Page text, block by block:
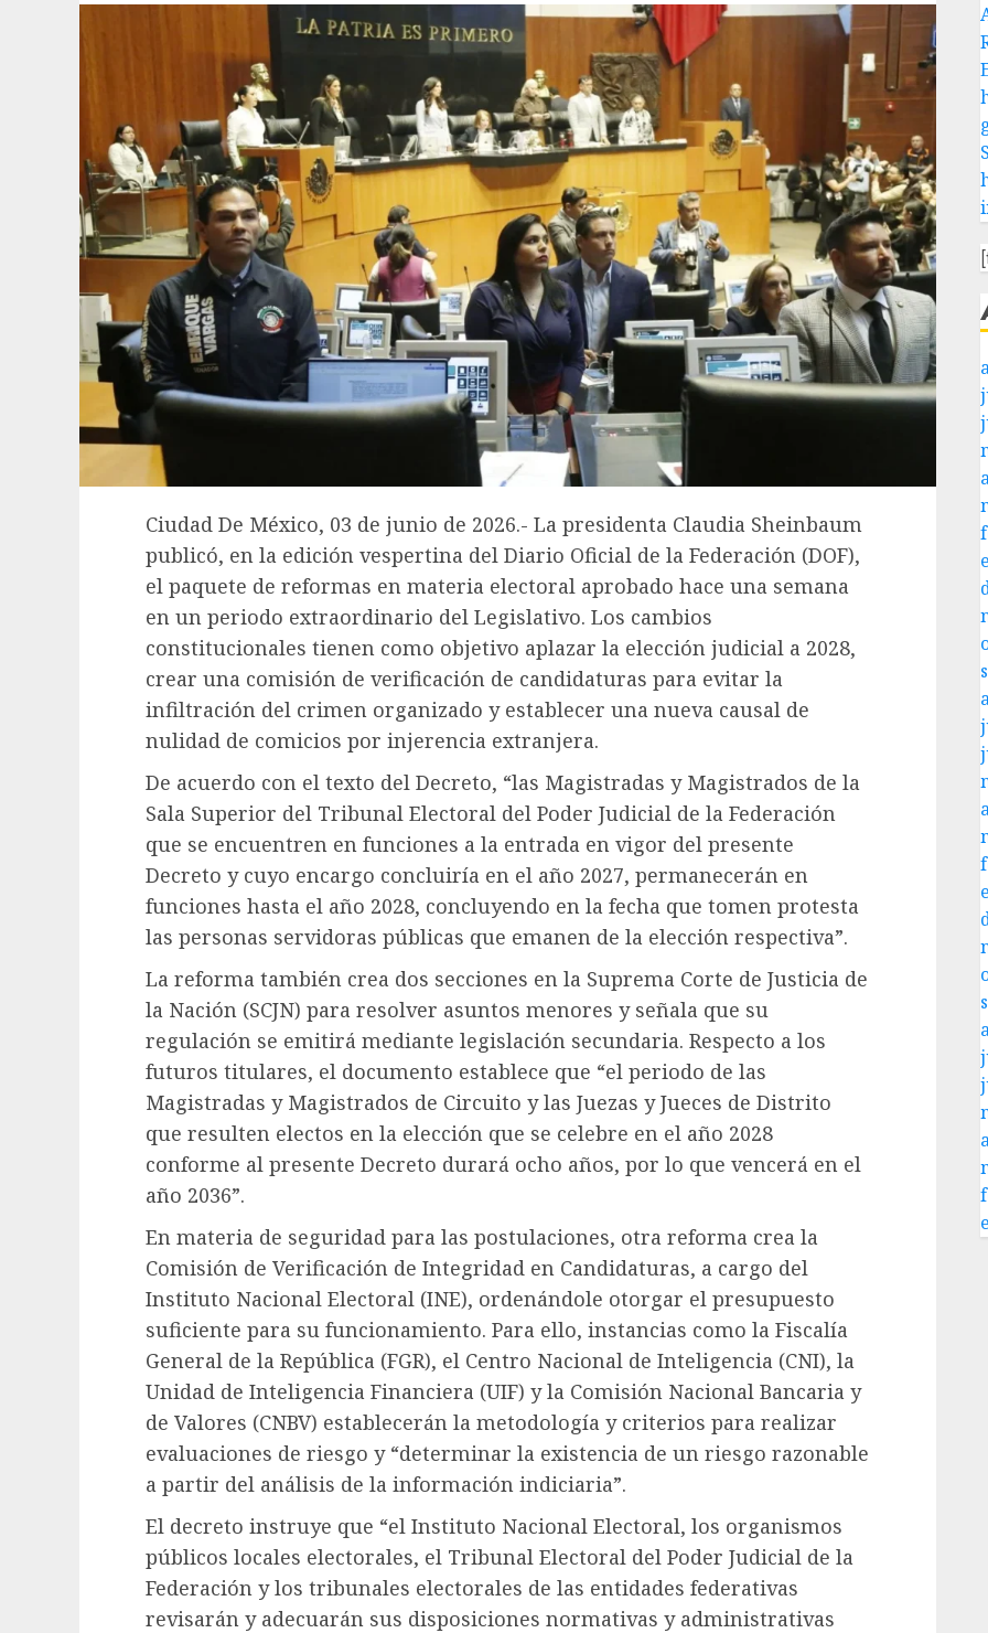
Ciudad De México, 03 de junio de 2026.- La presidenta Claudia Sheinbaum
publicó, en la edición vespertina del Diario Oficial de la Federación (DOF),
el paquete de reformas en materia electoral aprobado hace una semana
en un periodo extraordinario del Legislativo. Los cambios
constitucionales tienen como objetivo aplazar la elección judicial a 2028,
crear una comisión de verificación de candidaturas para evitar la
infiltración del crimen organizado y establecer una nueva causal de
nulidad de comicios por injerencia extranjera.
De acuerdo con el texto del Decreto, “las Magistradas y Magistrados de la
Sala Superior del Tribunal Electoral del Poder Judicial de la Federación
que se encuentren en funciones a la entrada en vigor del presente
Decreto y cuyo encargo concluiría en el año 2027, permanecerán en
funciones hasta el año 2028, concluyendo en la fecha que tomen protesta
las personas servidoras públicas que emanen de la elección respectiva”.
La reforma también crea dos secciones en la Suprema Corte de Justicia de
la Nación (SCJN) para resolver asuntos menores y señala que su
regulación se emitirá mediante legislación secundaria. Respecto a los
futuros titulares, el documento establece que “el periodo de las
Magistradas y Magistrados de Circuito y las Juezas y Jueces de Distrito
que resulten electos en la elección que se celebre en el año 2028
conforme al presente Decreto durará ocho años, por lo que vencerá en el
año 2036”.
En materia de seguridad para las postulaciones, otra reforma crea la
Comisión de Verificación de Integridad en Candidaturas, a cargo del
Instituto Nacional Electoral (INE), ordenándole otorgar el presupuesto
suficiente para su funcionamiento. Para ello, instancias como la Fiscalía
General de la República (FGR), el Centro Nacional de Inteligencia (CNI), la
Unidad de Inteligencia Financiera (UIF) y la Comisión Nacional Bancaria y
de Valores (CNBV) establecerán la metodología y criterios para realizar
evaluaciones de riesgo y “determinar la existencia de un riesgo razonable
a partir del análisis de la información indiciaria”.
El decreto instruye que “el Instituto Nacional Electoral, los organismos
públicos locales electorales, el Tribunal Electoral del Poder Judicial de la
Federación y los tribunales electorales de las entidades federativas
revisarán y adecuarán sus disposiciones normativas y administrativas